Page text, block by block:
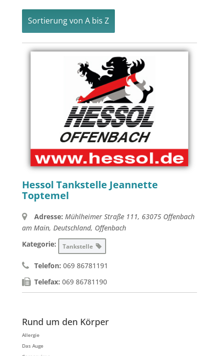
Sortierung von A bis Z
Hessol Tankstelle Jeannette
Toptemel
Adresse: Mühlheimer Straße 111, 63075 Offenbach
am Main, Deutschland, Offenbach
Kategorie:
Tankstelle
Telefon: 069 86781191
Telefax: 069 86781190
Rund um den Körper
Allergie
Das Auge